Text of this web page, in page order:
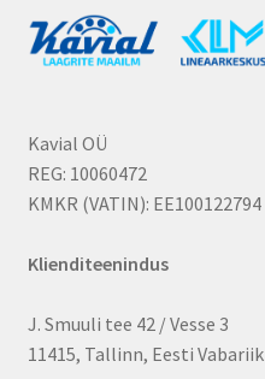
Kavial OÜ
REG: 10060472
KMKR (VATIN): EE100122794
Klienditeenindus
J. Smuuli tee 42 / Vesse 3
11415, Tallinn, Eesti Vabariik